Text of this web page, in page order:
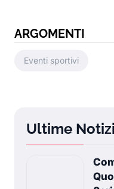
ARGOMENTI
Eventi sportivi
Ultime